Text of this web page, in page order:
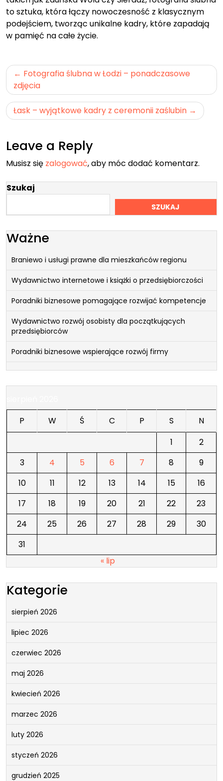
to sztuka, która łączy nowoczesność z klasycznym
podejściem, tworząc unikalne kadry, które zapadają
w pamięć na całe życie.
Nawigacja
wpisu
Fotografia ślubna w Łodzi – ponadczasowe
zdjęcia
Łask – wyjątkowe kadry z ceremonii zaślubin
Leave a Reply
Musisz się zalogować, aby móc dodać komentarz.
Szukaj
SZUKAJ
Ważne
Braniewo i usługi prawne dla mieszkańców regionu
Wydawnictwo internetowe i książki o przedsiębiorczości
Poradniki biznesowe pomagające rozwijać kompetencje
Wydawnictwo rozwój osobisty dla początkujących
przedsiębiorców
Poradniki biznesowe wspierające rozwój firmy
P
W Ś C P S
N
1
2
3
4 5 6 7 8
9
10
11 12 13 14 15
16
17
18 19 20 21 22
23
24
25 26 27 28 29
30
31
« lip
Kategorie
sierpień 2026
lipiec 2026
czerwiec 2026
maj 2026
kwiecień 2026
marzec 2026
luty 2026
styczeń 2026
grudzień 2025